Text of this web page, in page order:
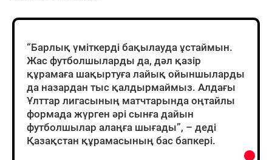
“Барлық үміткерді бақылауда ұстаймын.
Жас футболшыларды да, дәл қазір
құрамаға шақыртуға лайық ойыншыларды
да назардан тыс қалдырмаймыз. Алдағы
Ұлттар лигасының матчтарында оңтайлы
формада жүрген әрі сынға дайын
футболшылар алаңға шығады”, – деді
Қазақстан құрамасының бас бапкері.